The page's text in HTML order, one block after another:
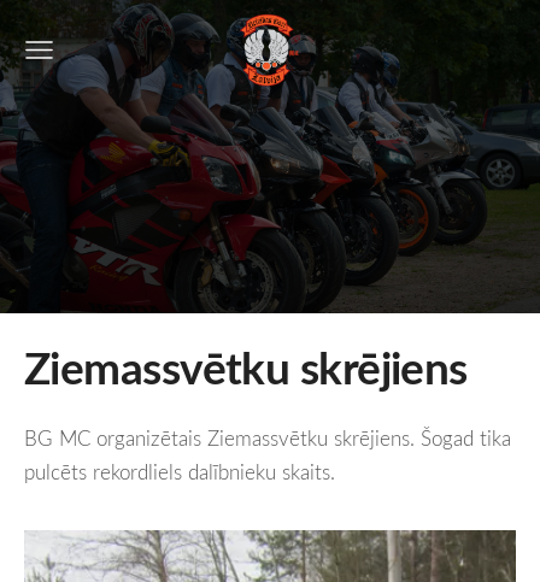
Ziemassvētku skrējiens
BG MC organizētais Ziemassvētku skrējiens. Šogad tika
pulcēts rekordliels dalībnieku skaits.